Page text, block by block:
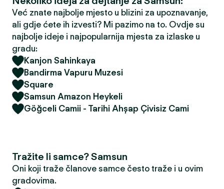
Već znate najbolje mjesto u blizini za upoznavanje,
ali gdje ćete ih izvesti? Mi pazimo na to. Ovdje su
najbolje ideje i najpopularnija mjesta za izlaske u
gradu:
Kanjon Sahinkaya
Bandirma Vapuru Muzesi
Square
Samsun Amazon Heykeli
Göğceli Camii - Tarihi Ahşap Çivisiz Cami
Tražite li samce? Samsun
Oni koji traže članove samce često traže i u ovim
gradovima.